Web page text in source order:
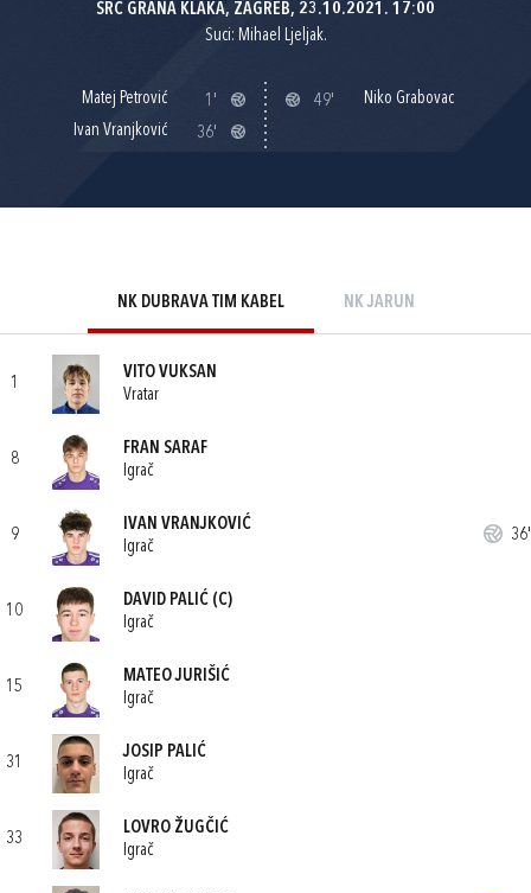
SRC GRANA KLAKA, ZAGREB, 23.10.2021. 17:00
Suci: Mihael Ljeljak.
Matej Petrović
1'
Ivan Vranjković
36'
49' Niko Grabovac
NK DUBRAVA TIM KABEL NK JARUN
1
VITO VUKSAN
Vratar
8
FRAN SARAF
Igrač
9
IVAN VRANJKOVIĆ
Igrač
36'
10
DAVID PALIĆ (C)
Igrač
15
MATEO JURIŠIĆ
Igrač
31
JOSIP PALIĆ
Igrač
33
LOVRO ŽUGČIĆ
Igrač